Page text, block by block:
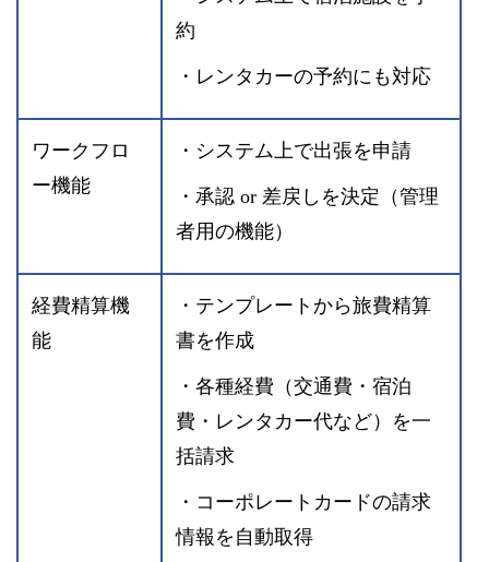
約
・レンタカーの予約にも対応
ワークフロ
ー機能
・システム上で出張を申請
・承認 or 差戻しを決定（管理
者用の機能）
経費精算機
能
・テンプレートから旅費精算
書を作成
・各種経費（交通費・宿泊
費・レンタカー代など）を一
括請求
・コーポレートカードの請求
情報を自動取得